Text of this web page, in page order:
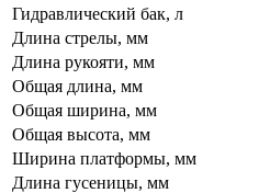
Гидравлический бак, л
Длина стрелы, мм
Длина рукояти, мм
Общая длина, мм
Общая ширина, мм
Общая высота, мм
Ширина платформы, мм
Длина гусеницы, мм